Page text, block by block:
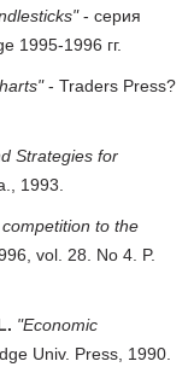
- серия
1995-1996 гг.
- Traders Press?
Strategies for
1993.
to the
vol. 28. No 4. P.
"Economic
Univ. Press, 1990.